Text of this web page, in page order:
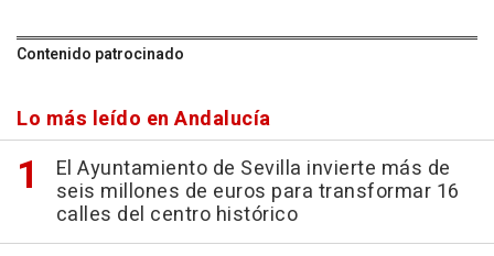
Contenido patrocinado
Lo más leído en Andalucía
El Ayuntamiento de Sevilla invierte más de
seis millones de euros para transformar 16
calles del centro histórico